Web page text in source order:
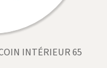
INTÉRIEUR 65